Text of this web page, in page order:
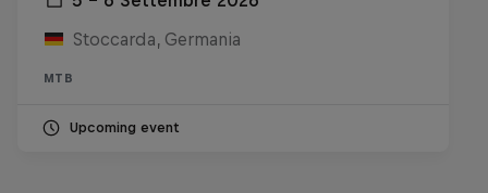
Stoccarda, Germania
MTB
Upcoming event